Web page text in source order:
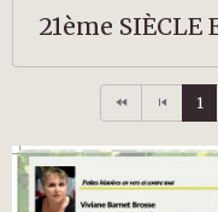
21ème SIÈCLE
1